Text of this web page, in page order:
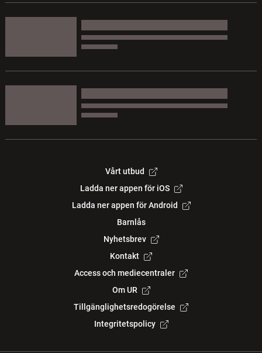
Vårt utbud
Ladda ner appen för iOS
Ladda ner appen för Android
Barnlås
Nyhetsbrev
Kontakt
Access och mediecentraler
Om UR
Tillgänglighetsredogörelse
Integritetspolicy